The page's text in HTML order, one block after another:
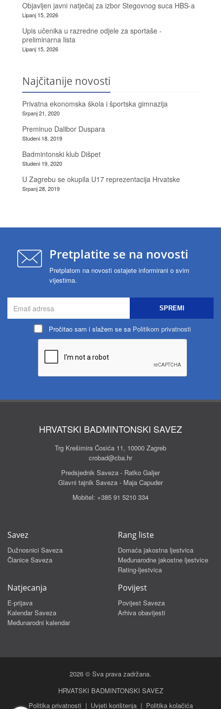
Objavljen javni natječaj za izbor Stegovnog suca HBS-a
Lipanj 15, 2026
Upis učenika u razredne odjele za sportaše -
preliminarna lista
Lipanj 15, 2026
Najčitanije novosti
Privatna ekonomska škola i športska gimnazija
Srpanj 21, 2020
Preminuo Dalibor Duspara
Studeni 18, 2019
Badmintonski klub Dišpet
Studeni 19, 2020
U Zagrebu se okupila U17 reprezentacija Hrvatske
Srpanj 28, 2019
Pretplatite se na novosti
Pretplatom na novosti ostajete informirani o svim
vijestima.
SPREMI
Pročitao sam i slažem se sa Politikom privatnosti
HRVATSKI BADMINTONSKI SAVEZ
Trg Krešimira Ćosića 11, 10000 Zagreb
crobad@cba.hr
Predsjednik Saveza - Ratko Galjer
Glavni tajnik Saveza - Maja Capuder
Mobitel: +385 91 5210 334
Savez
Dužnosnici Saveza
Članice Saveza
Rang liste
Domaća jakostna ljestvica
Međunarodne jakostne ljestvice
Rating-ljestvica
Natjecanja
E-prijava
Kalendar Saveza
Međunarodni kalendar
Povijest
Povijest Saveza
Arhiva obavijesti
2026 © Sva prava zadržana.
HRVATSKI BADMINTONSKI SAVEZ
Politika privatnosti | Uvjeti korištenja | Politika kolačića